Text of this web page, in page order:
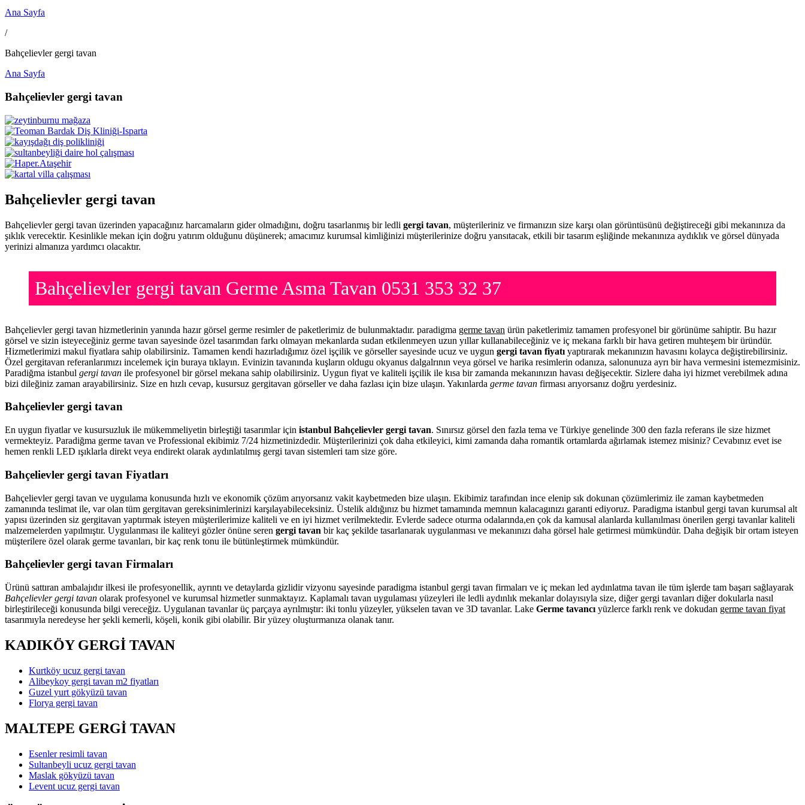
Ana Sayfa
/
Bahçelievler gergi tavan
Ana Sayfa
Bahçelievler gergi tavan
Bahçelievler gergi tavan
Bahçelievler gergi tavan üzerinden yapacağınız harcamaların gider olmadığını, doğru tasarlanmış bir ledli gergi tavan, müşterileriniz ve firmanızın size karşı olan görüntüsünü değiştireceği gibi mekanınıza da
şıklık verecektir. Kesinlikle mekan için doğru yatırım olduğunu düşünerek; amacımız kurumsal kimliğinizi müşterilerinize doğru yansıtacak, etkili bir tasarım eşliğinde mekanınıza aydıklık ve görsel dünyada
yerinizi almanıza yardımcı olacaktır.
Bahçelievler gergi tavan Germe Asma Tavan 0531 353 32 37
Bahçelievler gergi tavan hizmetlerinin yanında hazır görsel germe resimler de paketlerimiz de bulunmaktadır. paradigma germe tavan ürün paketlerimiz tamamen profesyonel bir görünüme sahiptir. Bu hazır
görsel ve sizin isteyeceğiniz germe tavan sayesinde özel tasarımdan farkı olmayan mekanlarda sudan etkilenmeyen uzun yıllar kullanabileceğiniz ve iç mekana farklı bir hava getiren muhteşem bir üründür.
Hizmetlerimizi makul fiyatlara sahip olabilirsiniz. Tamamen kendi hazırladığımız özel işçilik ve görseller sayesinde ucuz ve uygun gergi tavan fiyatı yaptırarak mekanınızın havasını kolayca değiştirebilirsiniz.
Özel gergitavan referanlarımızı incelemek için buraya tıklayın. Evinizin tavanında kuşların oldugu okyanus dalgalrının veya görsel ve harika resimlerin odanıza, salonunuza ayrı bir hava vermesini istemezmisiniz.
Paradiğma istanbul gergi tavan ile profesyonel bir görsel mekana sahip olabilirsiniz. Uygun fiyat ve kaliteli işçilik ile kısa bir zamanda mekanınızın havası değişecektir. Sizlere daha iyi hizmet verebilmek adına
bizi dileğiniz zaman arayabilirsiniz. Size en hızlı cevap, kusursuz gergitavan görseller ve daha fazlası için bize ulaşın. Yakınlarda germe tavan firması arıyorsanız doğru yerdesiniz.
Bahçelievler gergi tavan
En uygun fiyatlar ve kusursuzluk ile mükemmeliyetin birleştiği tasarımlar için istanbul Bahçelievler gergi tavan. Sınırsız görsel den fazla tema ve Türkiye genelinde 300 den fazla referans ile size hizmet
vermekteyiz. Paradiğma germe tavan ve Professional ekibimiz 7/24 hizmetinizdedir. Müşterilerinizi çok daha etkileyici, kimi zamanda daha romantik ortamlarda ağırlamak istemez misiniz? Cevabınız evet ise
hemen renkli LED ışıklarla direkt veya endirekt olarak aydınlatılmış gergi tavan sistemleri tam size göre.
Bahçelievler gergi tavan Fiyatları
Bahçelievler gergi tavan ve uygulama konusunda hızlı ve ekonomik çözüm arıyorsanız vakit kaybetmeden bize ulaşın. Ekibimiz tarafından ince elenip sık dokunan çözümlerimiz ile zaman kaybetmeden
zamanında teslimat ile, var olan tüm gergitavan gereksinimlerinizi karşılayabileceksiniz. Üstelik aldığınız bu hizmet tamamında memnun kalacagınızı garanti ediyoruz. Paradigma istanbul gergi tavan kurumsal alt
yapısı üzerinden siz gergitavan yaptırmak isteyen müşterilerimize kaliteli ve en iyi hizmet verilmektedir. Evlerde sadece oturma odalarında,en çok da kamusal alanlarda kullanılması önerilen gergi tavanlar kaliteli
malzemelerden yapılmıştır. Uygulanması ile kaliteyi gözler önüne seren gergi tavan bir kaç şekilde tasarlanarak uygulanması ve mekanınızı daha görsel hale getirmesi mümkündür. Daha değişik bir ortam isteyen
müşterilere özel olarak germe tavanları, bir kaç renk tonu ile bütünleştirmek mümkündür.
Bahçelievler gergi tavan Firmaları
Ürünü sattıran ambalajıdır ilkesi ile profesyonellik, ayrıntı ve detaylarda gizlidir vizyonu sayesinde paradigma istanbul gergi tavan firmaları ve iç mekan led aydınlatma tavan ile tüm işlerde tam başarı sağlayarak
Bahçelievler gergi tavan olarak profesyonel ve kurumsal hizmetler sunmaktayız. Kaplamalı tavan uygulaması yüzeyleri ile ledli aydınlık mekanlar dolayısıyla size, diğer gergi tavanları diğer dokularla nasıl
birleştirileceği konusunda bilgi vereceğiz. Uygulanan tavanlar üç parçaya ayrılmıştır: iki tonlu yüzeyler, yükselen tavan ve 3D tavanlar. Lake Germe tavancı yüzlerce farklı renk ve dokudan germe tavan fiyat
tasarımıyla neredeyse her şekli kemerli, köşeli, konik gibi olabilir. Bir yüzey oluşturmanıza olanak tanır.
KADIKÖY GERGİ TAVAN
Kurtköy ucuz gergi tavan
Alibeykoy gergi tavan m2 fiyatları
Guzel yurt gökyüzü tavan
Florya gergi tavan
MALTEPE GERGİ TAVAN
Esenler resimli tavan
Sultanbeyli ucuz gergi tavan
Maslak gökyüzü tavan
Levent ucuz gergi tavan